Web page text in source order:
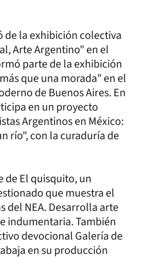
de la exhibición colectiva
Arte Argentino" en el
parte de la exhibición
que una morada" en el
de Buenos Aires. En
en un proyecto
Argentinos en México:
río", con la curaduría de
de El quisquito, un
que muestra el
del NEA. Desarrolla arte
indumentaria. También
devocional Galería de
en su producción